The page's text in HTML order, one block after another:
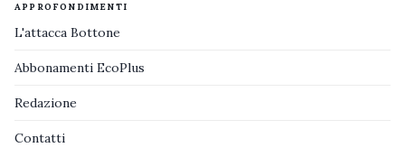
APPROFONDIMENTI
L'attacca Bottone
Abbonamenti EcoPlus
Redazione
Contatti